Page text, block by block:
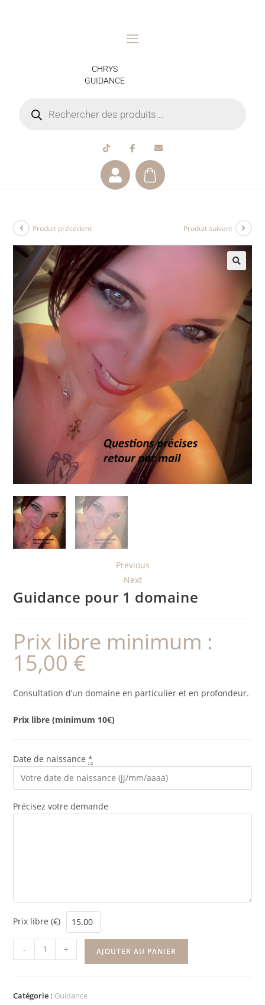
CHRYS
GUIDANCE
Produit précédent Produit suivant
Previous
Next
Guidance pour 1 domaine
Prix libre minimum :
15,00 €
Consultation d’un domaine en particulier et en profondeur.
Prix libre (minimum 10€)
Date de naissance *
Précisez votre demande
Prix libre (€)
- + AJOUTER AU PANIER
Catégorie : Guidance